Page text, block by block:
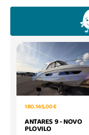
180.145,00 €
ANTARES 9 - NOVO
PLOVILO